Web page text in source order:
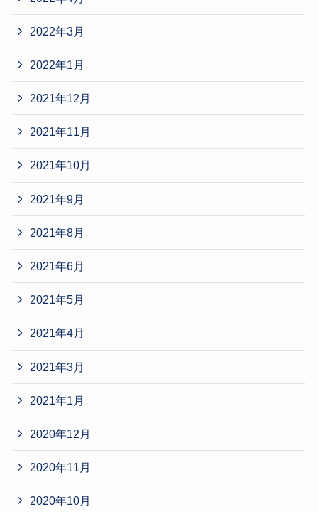
2022年3月
2022年1月
2021年12月
2021年11月
2021年10月
2021年9月
2021年8月
2021年6月
2021年5月
2021年4月
2021年3月
2021年1月
2020年12月
2020年11月
2020年10月